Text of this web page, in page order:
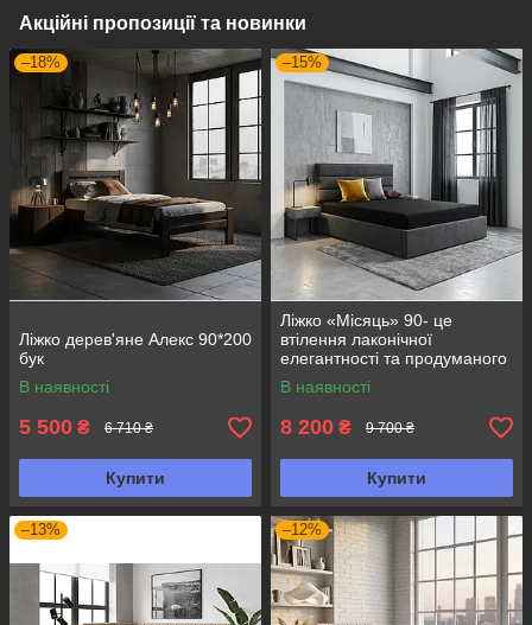
Акційні пропозиції та новинки
–18%
Ліжко дерев'яне Алекс 90*200
бук
В наявності
5 500 ₴ 6 710 ₴
Купити
–15%
Ліжко «Місяць» 90- це
втілення лаконічної
елегантності та продуманого
комфорту
В наявності
8 200 ₴ 9 700 ₴
Купити
–13% –12%